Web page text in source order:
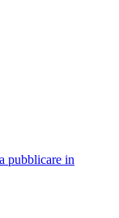
pubblicare in